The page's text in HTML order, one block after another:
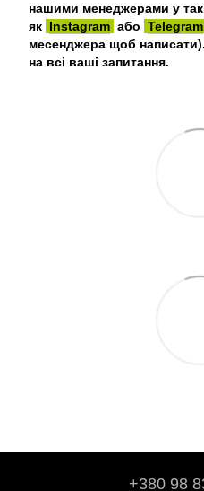
нашими менеджерами у
як Instagram або Telegram
месенджера щоб
на всі ваші запитання.
+380 98